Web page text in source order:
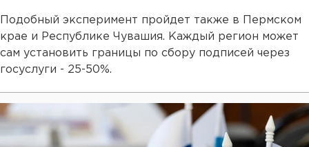
Подобный эксперимент пройдет также в Пермском
крае и Республике Чувашия. Каждый регион может
сам установить границы по сбору подписей через
госуслуги - 25-50%.